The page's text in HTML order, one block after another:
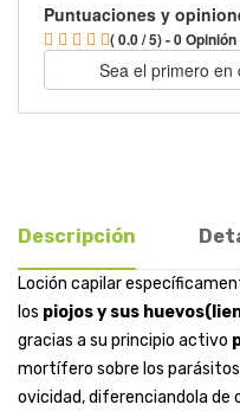
Puntuaciones y
( 0.0 / 5) - 0
Sea el primero en
Descripción
Loción capilar
los piojos y sus
gracias a su principio activo
mortífero sobre los
ovicidad, diferenciandola